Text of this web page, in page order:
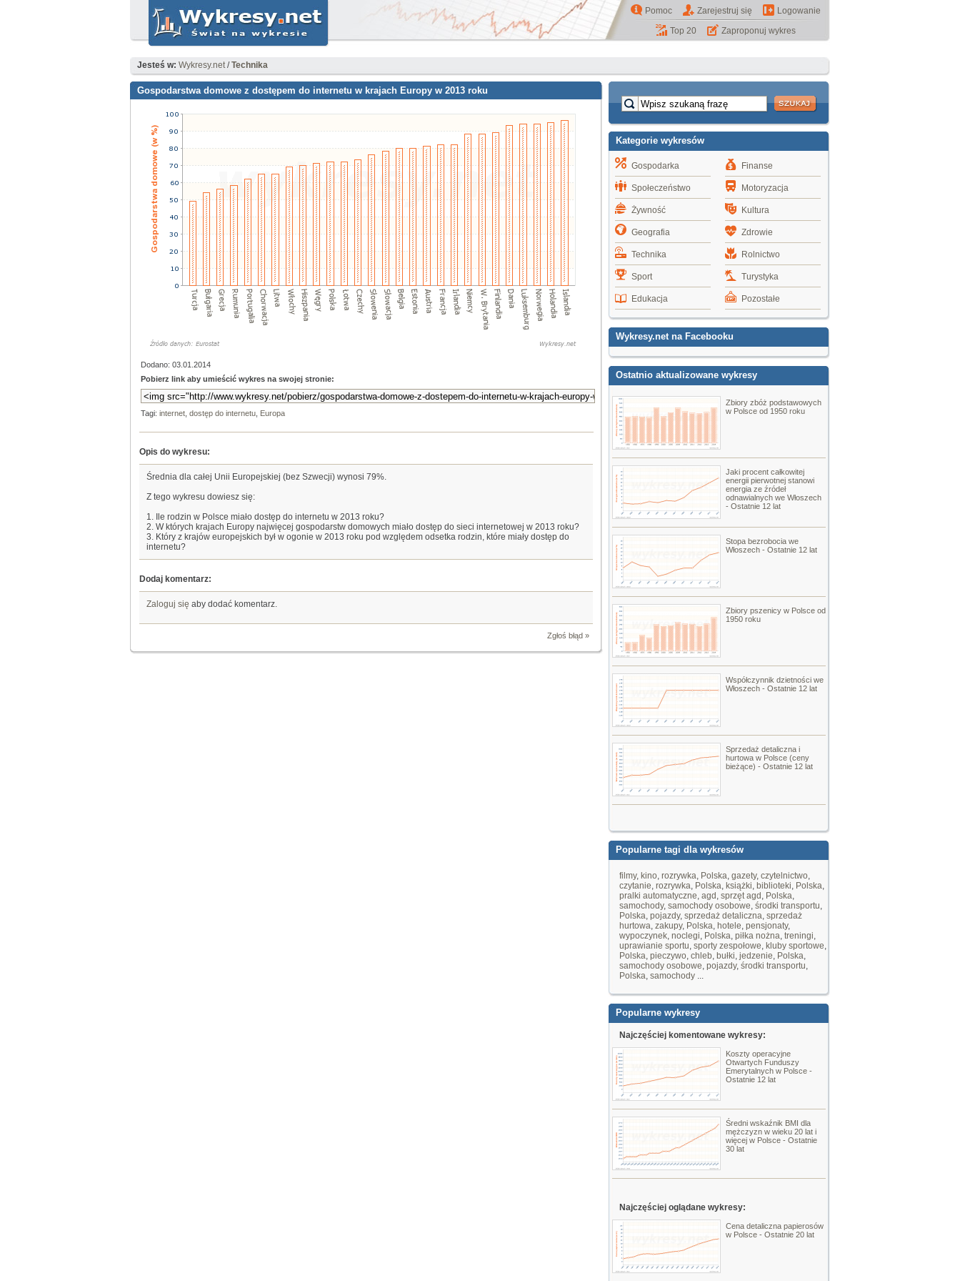
Pomoc Zarejestruj się
Logowanie
Top 20
Zaproponuj wykres
Jesteś w: Wykresy.net/Technika
Gospodarstwa domowe z dostępem do internetu w krajach Europy w 2013 roku
Dodano: 03.01.2014
Pobierz link aby umieścić wykres na swojej stronie:
Tagi: internet dostęp do internetu Europa
Opis do wykresu:
Średnia dla całej Unii Europejskiej (bez Szwecji) wynosi 79%.
Z tego wykresu dowiesz się:
1. Ile rodzin w Polsce miało dostęp do internetu w 2013 roku?
2. W których krajach Europy najwięcej gospodarstw domowych miało dostęp do sieci internetowej w 2013 roku?
3. Który z krajów europejskich był w ogonie w 2013 roku pod względem odsetka rodzin, które miały dostęp do
internetu?
Dodaj komentarz:
Zaloguj się aby dodać komentarz.
Zgłoś błąd »
Kategorie wykresów
Gospodarka
Społeczeństwo
Żywność
Geografia
Technika
Sport
Edukacja
Finanse
Motoryzacja
Kultura
Zdrowie
Rolnictwo
Turystyka
Pozostałe
Wykresy.net na Facebooku
Ostatnio aktualizowane wykresy
Zbiory zbóż podstawowych
w Polsce od 1950 roku
Jaki procent całkowitej
energii pierwotnej stanowi
energia ze źródeł
odnawialnych we Włoszech
- Ostatnie 12 lat
Stopa bezrobocia we
Włoszech - Ostatnie 12 lat
Zbiory pszenicy w Polsce od
1950 roku
Współczynnik dzietności we
Włoszech - Ostatnie 12 lat
Sprzedaż detaliczna i
hurtowa w Polsce (ceny
bieżące) - Ostatnie 12 lat
Popularne tagi dla wykresów
filmy, kino, rozrywka, Polska, gazety, czytelnictwo,
czytanie, rozrywka, Polska, książki, biblioteki, Polska,
pralki automatyczne, agd , sprzęt agd , Polska,
samochody, samochody osobowe, środki transportu,
Polska, pojazdy, sprzedaż detaliczna, sprzedaż
hurtowa, zakupy, Polska, hotele, pensjonaty,
wypoczynek, noclegi, Polska, piłka nożna, treningi,
uprawianie sportu, sporty zespołowe, kluby sportowe,
Polska, pieczywo, chleb, bułki, jedzenie, Polska,
samochody osobowe, pojazdy, środki transportu,
Polska, samochody ...
Popularne wykresy
Najczęściej komentowane wykresy:
Koszty operacyjne
Otwartych Funduszy
Emerytalnych w Polsce -
Ostatnie 12 lat
Średni wskaźnik BMI dla
mężczyzn w wieku 20 lat i
więcej w Polsce - Ostatnie
30 lat
Najczęściej oglądane wykresy:
Cena detaliczna papierosów
w Polsce - Ostatnie 20 lat